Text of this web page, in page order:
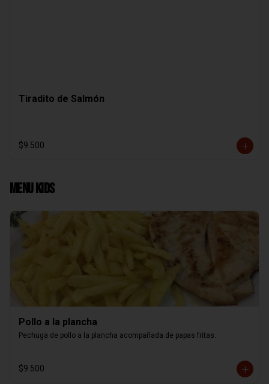
Tiradito de Salmón
$9.500
Menu Kids
Pollo a la plancha
Pechuga de pollo a la plancha acompañada de papas fritas.
$9.500